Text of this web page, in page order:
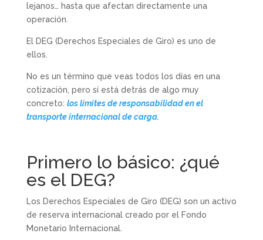
lejanos… hasta que afectan directamente una
operación.
El DEG (Derechos Especiales de Giro) es uno de
ellos.
No es un término que veas todos los días en una
cotización, pero sí está detrás de algo muy
concreto: los límites de responsabilidad en el
transporte internacional de carga.
Primero lo básico: ¿qué
es el DEG?
Los Derechos Especiales de Giro (DEG) son un activo
de reserva internacional creado por el Fondo
Monetario Internacional.